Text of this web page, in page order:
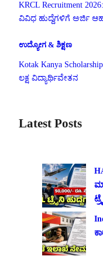
KRCL Recruitment
ವಿವಿಧ ಹುದ್ದೆಗಳಿಗೆ ಅರ್ಜಿ
ಉದ್ಯೋಗ & ಶಿಕ್ಷಣ
Kotak Kanya
ಲಕ್ಷ ವಿದ್ಯಾರ್ಥಿವೇತನ
Latest Posts